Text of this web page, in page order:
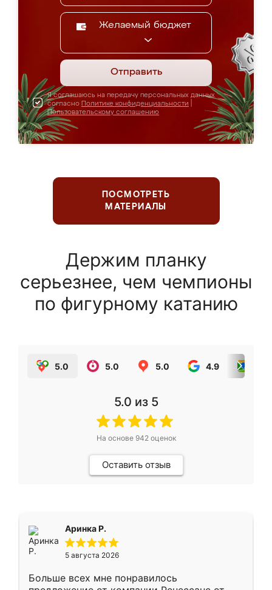
Желаемый бюджет
Отправить
Я соглашаюсь на передачу персональных данных
согласно Политике конфиденциальности
Пользовательскому соглашению
ПОСМОТРЕТЬ
МАТЕРИАЛЫ
Держим планку
серьезнее, чем чемпионы
по фигурному катанию
5.0 5.0 5.0 4.9
5.0 из 5
На основе 942оценок
Оставить отзыв
Аринка Р.
5 августа 2026
Больше всех мне понравилось